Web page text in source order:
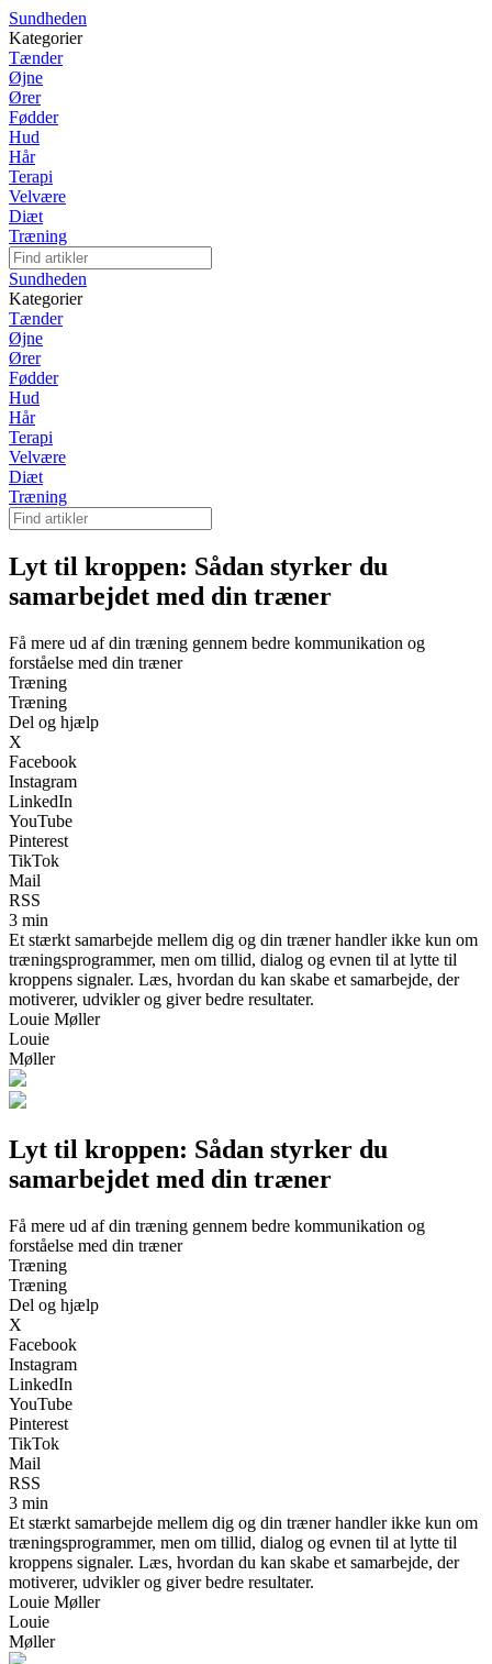
Sundheden
Kategorier
Tænder
Øjne
Ører
Fødder
Hud
Hår
Terapi
Velvære
Diæt
Træning
Sundheden
Kategorier
Tænder
Øjne
Ører
Fødder
Hud
Hår
Terapi
Velvære
Diæt
Træning
Lyt til kroppen: Sådan styrker du
samarbejdet med din træner
Få mere ud af din træning gennem bedre kommunikation og
forståelse med din træner
Træning
Træning
Del og hjælp
X
Facebook
Instagram
LinkedIn
YouTube
Pinterest
TikTok
Mail
RSS
3 min
Et stærkt samarbejde mellem dig og din træner handler ikke kun om
træningsprogrammer, men om tillid, dialog og evnen til at lytte til
kroppens signaler. Læs, hvordan du kan skabe et samarbejde, der
motiverer, udvikler og giver bedre resultater.
Louie Møller
Louie
Møller
Lyt til kroppen: Sådan styrker du
samarbejdet med din træner
Få mere ud af din træning gennem bedre kommunikation og
forståelse med din træner
Træning
Træning
Del og hjælp
X
Facebook
Instagram
LinkedIn
YouTube
Pinterest
TikTok
Mail
RSS
3 min
Et stærkt samarbejde mellem dig og din træner handler ikke kun om
træningsprogrammer, men om tillid, dialog og evnen til at lytte til
kroppens signaler. Læs, hvordan du kan skabe et samarbejde, der
motiverer, udvikler og giver bedre resultater.
Louie Møller
Louie
Møller